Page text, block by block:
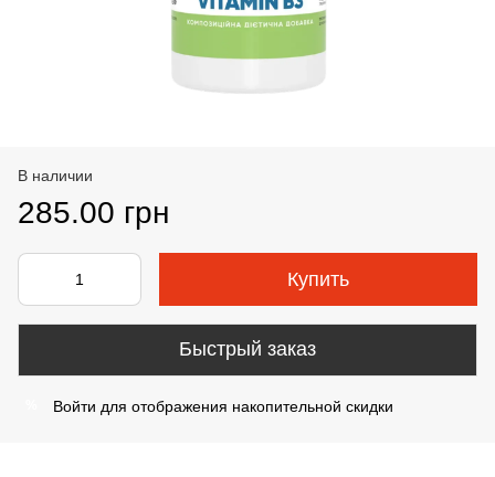
В наличии
285.00 грн
Купить
Быстрый заказ
Войти для отображения накопительной скидки